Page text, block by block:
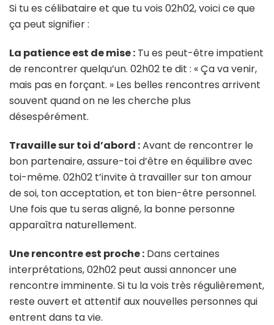
Si tu es célibataire et que tu vois 02h02, voici ce que
ça peut signifier :
La patience est de mise : Tu es peut-être impatient
de rencontrer quelqu’un. 02h02 te dit : « Ça va venir,
mais pas en forçant. » Les belles rencontres arrivent
souvent quand on ne les cherche plus
désespérément.
Travaille sur toi d’abord :Avant de rencontrer le
bon partenaire, assure-toi d’être en équilibre avec
toi-même. 02h02 t’invite à travailler sur ton amour
de soi, ton acceptation, et ton bien-être personnel.
Une fois que tu seras aligné, la bonne personne
apparaîtra naturellement.
Une rencontre est proche : Dans certaines
interprétations, 02h02 peut aussi annoncer une
rencontre imminente. Si tu la vois très régulièrement,
reste ouvert et attentif aux nouvelles personnes qui
entrent dans ta vie.